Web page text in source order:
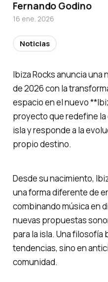
Ibiza Rocks anuncia una
de 2026 con la
espacio en el nuevo
proyecto que redefine
isla y responde a la
propio destino.
Desde su nacimiento,
una forma diferente de
combinando música en
nuevas propuestas
para la isla. Una filosofía
tendencias, sino en
comunidad.
Fernando Godino
16 ene. 2026
Noticias